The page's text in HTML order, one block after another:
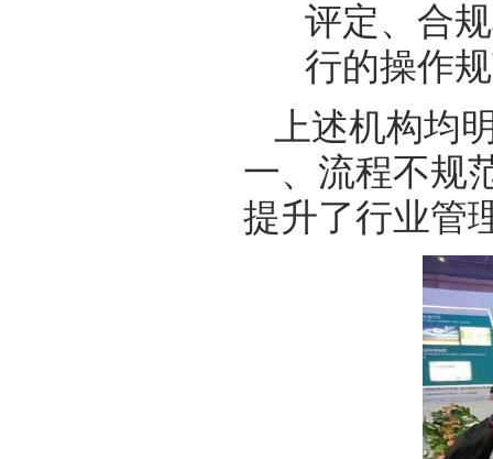
评定、合
行的操作
上述机构均
一、流程不规
提升了行业管